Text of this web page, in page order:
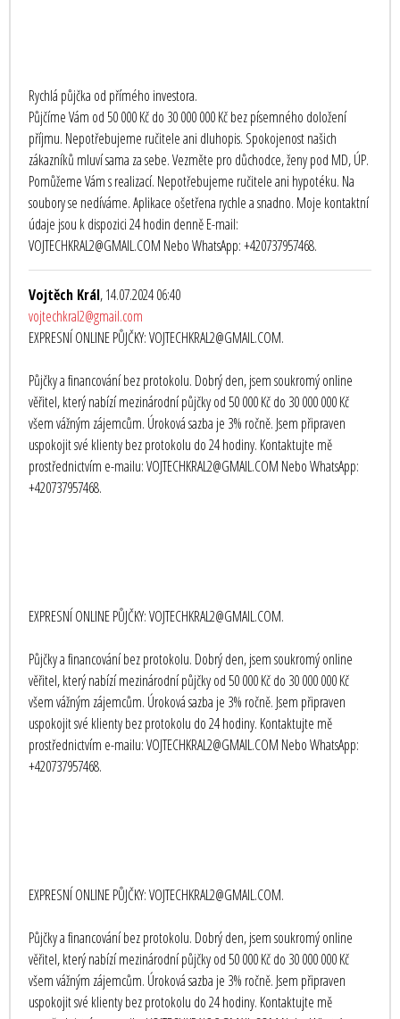
Rychlá půjčka od přímého investora.
Půjčíme Vám od 50 000 Kč do 30 000 000 Kč bez písemného doložení
příjmu. Nepotřebujeme ručitele ani dluhopis. Spokojenost našich
zákazníků mluví sama za sebe. Vezměte pro důchodce, ženy pod MD, ÚP.
Pomůžeme Vám s realizací. Nepotřebujeme ručitele ani hypotéku. Na
soubory se nedíváme. Aplikace ošetřena rychle a snadno. Moje kontaktní
údaje jsou k dispozici 24 hodin denně E-mail:
VOJTECHKRAL2@GMAIL.COM Nebo WhatsApp: +420737957468.
Vojtěch Král, 14.07.2024 06:40
vojtechkral2@gmail.com
EXPRESNÍ ONLINE PŮJČKY: VOJTECHKRAL2@GMAIL.COM.
Půjčky a financování bez protokolu. Dobrý den, jsem soukromý online
věřitel, který nabízí mezinárodní půjčky od 50 000 Kč do 30 000 000 Kč
všem vážným zájemcům. Úroková sazba je 3% ročně. Jsem připraven
uspokojit své klienty bez protokolu do 24 hodiny. Kontaktujte mě
prostřednictvím e-mailu: VOJTECHKRAL2@GMAIL.COM Nebo WhatsApp:
+420737957468.
EXPRESNÍ ONLINE PŮJČKY: VOJTECHKRAL2@GMAIL.COM.
Půjčky a financování bez protokolu. Dobrý den, jsem soukromý online
věřitel, který nabízí mezinárodní půjčky od 50 000 Kč do 30 000 000 Kč
všem vážným zájemcům. Úroková sazba je 3% ročně. Jsem připraven
uspokojit své klienty bez protokolu do 24 hodiny. Kontaktujte mě
prostřednictvím e-mailu: VOJTECHKRAL2@GMAIL.COM Nebo WhatsApp:
+420737957468.
EXPRESNÍ ONLINE PŮJČKY: VOJTECHKRAL2@GMAIL.COM.
Půjčky a financování bez protokolu. Dobrý den, jsem soukromý online
věřitel, který nabízí mezinárodní půjčky od 50 000 Kč do 30 000 000 Kč
všem vážným zájemcům. Úroková sazba je 3% ročně. Jsem připraven
uspokojit své klienty bez protokolu do 24 hodiny. Kontaktujte mě